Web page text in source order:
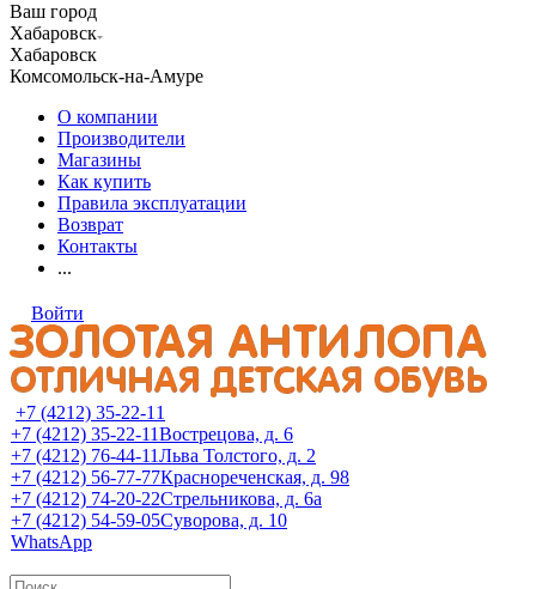
Ваш город
Хабаровск
Хабаровск
Комсомольск-на-Амуре
О компании
Производители
Магазины
Как купить
Правила эксплуатации
Возврат
Контакты
...
Войти
+7 (4212) 35-22-11
+7 (4212) 35-22-11Вострецова, д. 6
+7 (4212) 76-44-11Льва Толстого, д. 2
+7 (4212) 56-77-77Краснореченская, д. 98
+7 (4212) 74-20-22Стрельникова, д. 6а
+7 (4212) 54-59-05Суворова, д. 10
WhatsApp